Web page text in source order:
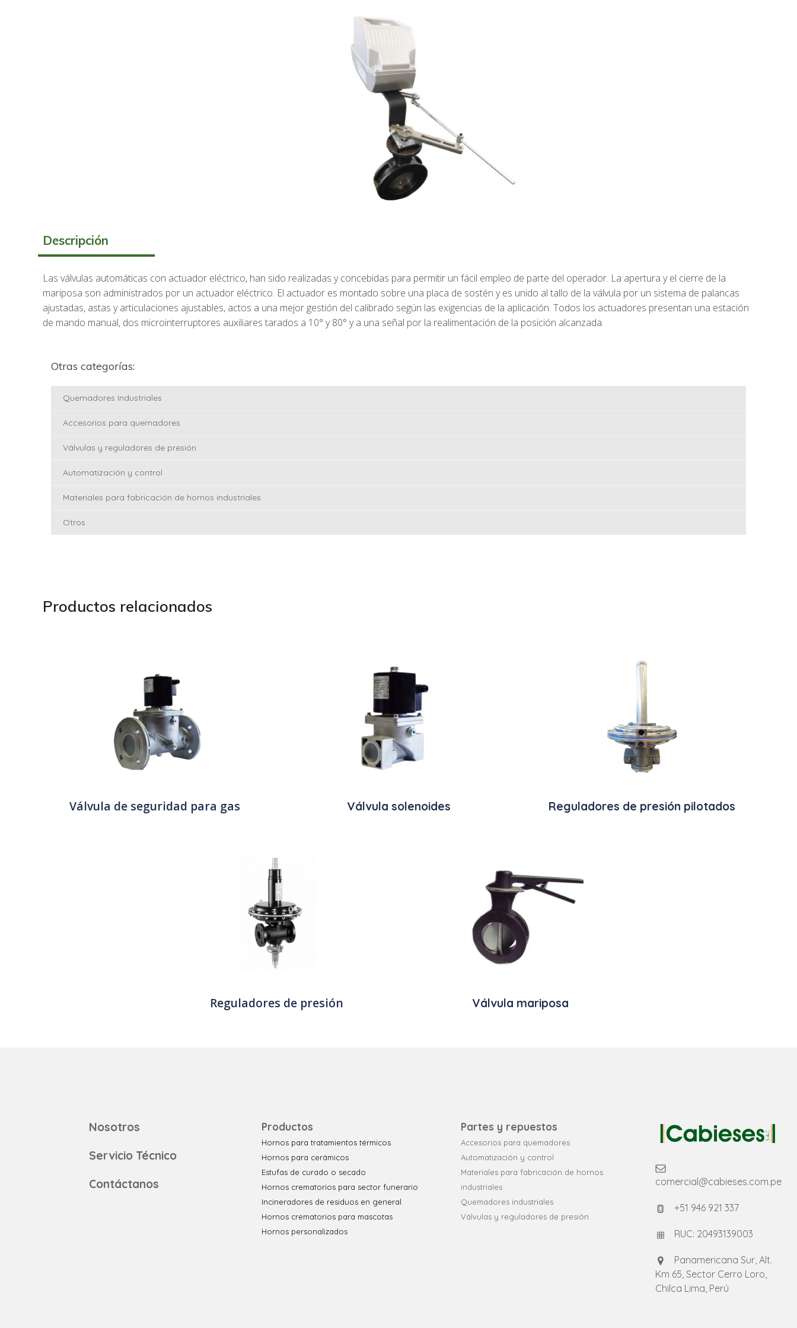
Descripción
Las válvulas automáticas con actuador eléctrico, han sido realizadas y concebidas para permitir un fácil empleo de parte del operador. La apertura y el cierre de la
mariposa son administrados por un actuador eléctrico. El actuador es montado sobre una placa de sostén y es unido al tallo de la válvula por un sistema de palancas
ajustadas, astas y articulaciones ajustables, actos a una mejor gestión del calibrado según las exigencias de la aplicación. Todos los actuadores presentan una estación
de mando manual, dos microinterruptores auxiliares tarados a 10° y 80° y a una señal por la realimentación de la posición alcanzada.
Otras categorías:
Quemadores Industriales
Accesorios para quemadores
Válvulas y reguladores de presión
Automatización y control
Materiales para fabricación de hornos industriales
Otros
Productos relacionados
Válvula de seguridad para gas Válvula solenoides Reguladores de presión pilotados
Reguladores de presión Válvula mariposa
Nosotros
Servicio Técnico
Contáctanos
Productos
Hornos para tratamientos térmicos
Hornos para cerámicos
Estufas de curado o secado
Hornos crematorios para sector funerario
Incineradores de residuos en general
Hornos crematorios para mascotas
Hornos personalizados
Partes y repuestos
Accesorios para quemadores
Automatización y control
Materiales para fabricación de hornos
industriales
Quemadores industriales
Válvulas y reguladores de presión
comercial@cabieses.com.pe
+51 946 921 337
RUC: 20493139003
Panamericana Sur, Alt.
Km 65, Sector Cerro Loro,
Chilca Lima, Perú